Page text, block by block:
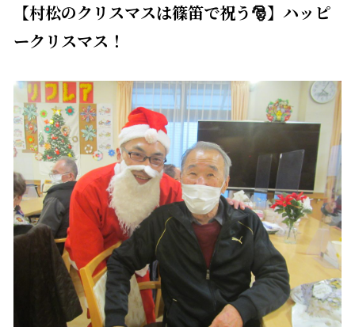
運営会社
【村松のクリスマスは篠笛で祝う🎅】ハッピ
ークリスマス！